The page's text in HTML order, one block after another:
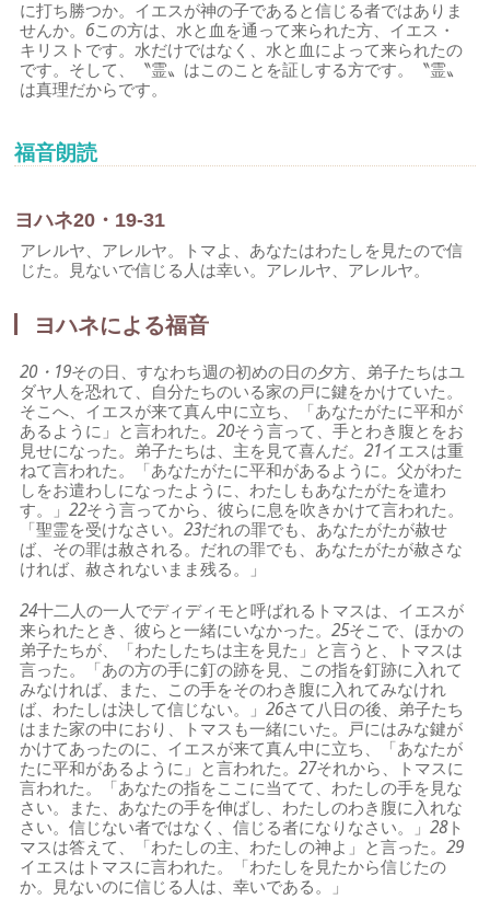
に打ち勝つか。イエスが神の子であると信じる者ではありま
せんか。 6この方は、水と血を通って来られた方、イエス・
キリストです。水だけではなく、水と血によって来られたの
です。そして、〝霊〟はこのことを証しする方です。〝霊〟
は真理だからです。
福音朗読
ヨハネ20・19-31
アレルヤ、アレルヤ。トマよ、あなたはわたしを見たので信
じた。見ないで信じる人は幸い。アレルヤ、アレルヤ。
ヨハネによる福音
20・19その日、すなわち週の初めの日の夕方、弟子たちはユ
ダヤ人を恐れて、自分たちのいる家の戸に鍵をかけていた。
そこへ、イエスが来て真ん中に立ち、「あなたがたに平和が
あるように」と言われた。20そう言って、手とわき腹とをお
見せになった。弟子たちは、主を見て喜んだ。21イエスは重
ねて言われた。「あなたがたに平和があるように。父がわた
しをお遣わしになったように、わたしもあなたがたを遣わ
す。」22そう言ってから、彼らに息を吹きかけて言われた。
「聖霊を受けなさい。23だれの罪でも、あなたがたが赦せ
ば、その罪は赦される。だれの罪でも、あなたがたが赦さな
ければ、赦されないまま残る。」
24十二人の一人でディディモと呼ばれるトマスは、イエスが
来られたとき、彼らと一緒にいなかった。25そこで、ほかの
弟子たちが、「わたしたちは主を見た」と言うと、トマスは
言った。「あの方の手に釘の跡を見、この指を釘跡に入れて
みなければ、また、この手をそのわき腹に入れてみなけれ
ば、わたしは決して信じない。」26さて八日の後、弟子たち
はまた家の中におり、トマスも一緒にいた。戸にはみな鍵が
かけてあったのに、イエスが来て真ん中に立ち、「あなたが
たに平和があるように」と言われた。27それから、トマスに
言われた。「あなたの指をここに当てて、わたしの手を見な
さい。また、あなたの手を伸ばし、わたしのわき腹に入れな
さい。信じない者ではなく、信じる者になりなさい。」28ト
マスは答えて、「わたしの主、わたしの神よ」と言った。29
イエスはトマスに言われた。「わたしを見たから信じたの
か。見ないのに信じる人は、幸いである。」